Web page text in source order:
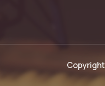
Copyright